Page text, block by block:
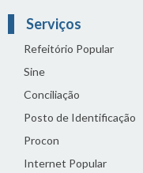
Serviços
Refeitório Popular
Sine
Conciliação
Posto de Identificação
Procon
Internet Popular